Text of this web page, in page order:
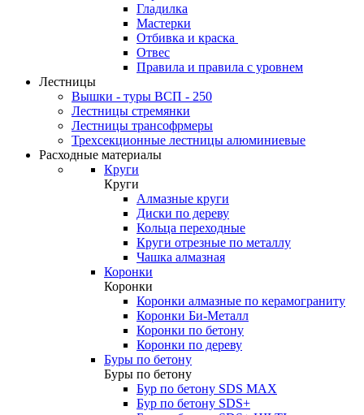
Гладилка
Мастерки
Отбивка и краска
Отвес
Правила и правила с уровнем
Лестницы
Вышки - туры ВСП - 250
Лестницы стремянки
Лестницы трансофрмеры
Трехсекционные лестницы алюминиевые
Расходные материалы
Круги
Круги
Алмазные круги
Диски по дереву
Кольца переходные
Круги отрезные по металлу
Чашка алмазная
Коронки
Коронки
Коронки алмазные по керамограниту
Коронки Би-Металл
Коронки по бетону
Коронки по дереву
Буры по бетону
Буры по бетону
Бур по бетону SDS MAX
Бур по бетону SDS+